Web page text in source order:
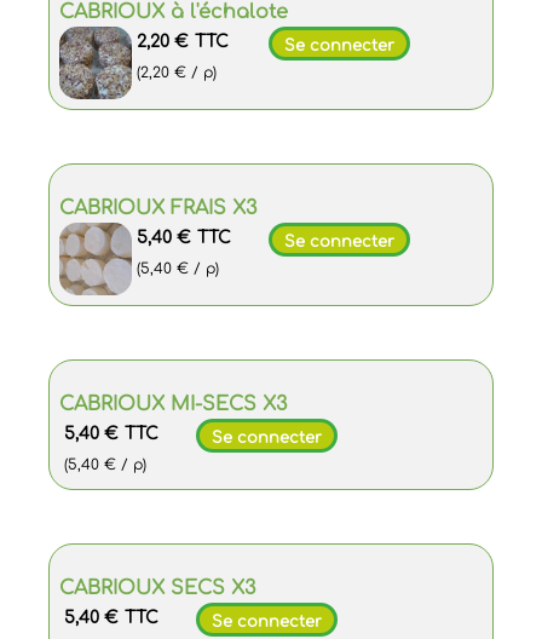
CABRIOUX à l'échalote
2,20 € TTC
(2,20 € / p)
Se connecter
CABRIOUX FRAIS X3
5,40 € TTC
(5,40 € / p)
Se connecter
CABRIOUX MI-SECS X3
5,40 € TTC
(5,40 € / p)
Se connecter
CABRIOUX SECS X3
5,40 € TTC Se connecter